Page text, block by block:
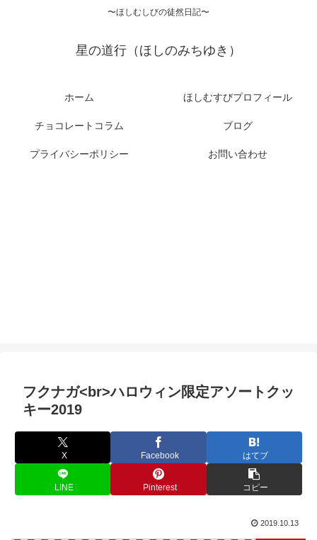
〜ほしむしびの徒然日記〜
星の道行（ほしのみちゆき）
ホーム ほしむすびプロフィール
チョコレートコラム ブログ
プライバシーポリシー お問い合わせ
フクナガ<br>ハロウィン限定アソートクッ
キー2019
X Facebook はてブ
LINE Pinterest コピー
2019.10.13